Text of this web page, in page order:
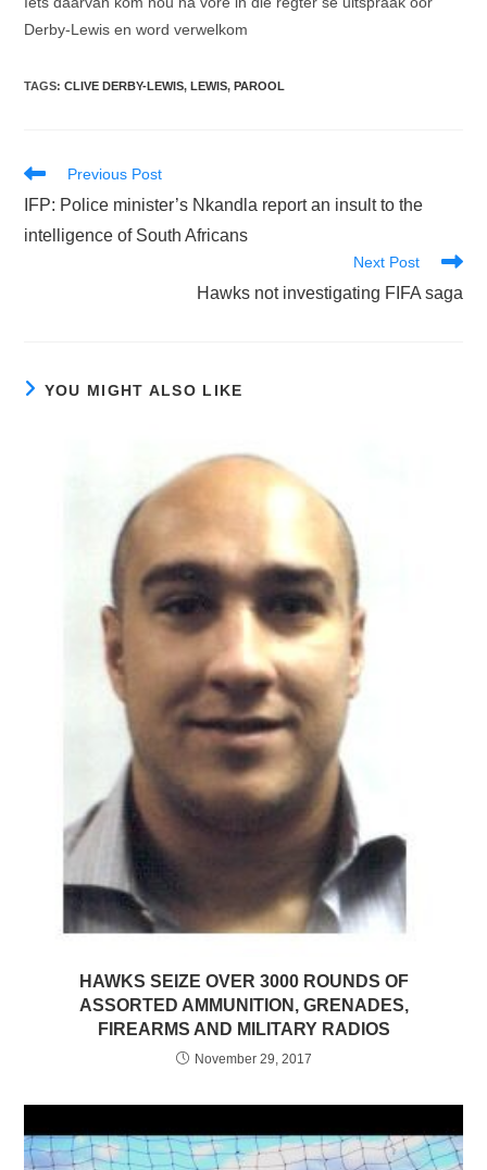
Derby-Lewis en word verwelkom
TAGS:CLIVE DERBY-LEWIS, LEWIS, PAROOL
Read
articles
Previous Post
IFP: Police minister’s Nkandla report an insult to the
intelligence of South Africans
Next Post
Hawks not investigating FIFA saga
YOU MIGHT ALSO LIKE
HAWKS SEIZE OVER 3000 ROUNDS OF
ASSORTED AMMUNITION, GRENADES,
FIREARMS AND MILITARY RADIOS
November 29, 2017